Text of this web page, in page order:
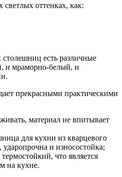
оттенках, как:
есть различные
и мраморно-белый, и
прекрасными практическими
материал не впитывает
для кухни из кварцевого
ударопрочна и износостойка;
что является
на кухне.